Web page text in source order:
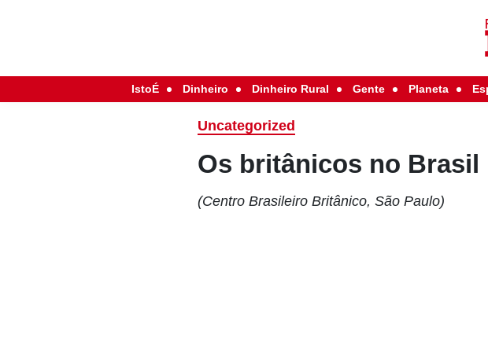
IstoÉ Dinheiro Dinheiro Rural Gente Planeta
Uncategorized
Os britânicos no Brasil
(Centro Brasileiro Britânico, São Paulo)